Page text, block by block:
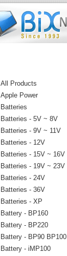
All Products
Apple Power
Batteries
Batteries - 5V ~ 8V
Batteries - 9V ~ 11V
Batteries - 12V
Batteries - 15V ~ 16V
Batteries - 19V ~ 23V
Batteries - 24V
Batteries - 36V
Batteries - XP
Battery - BP160
Battery - BP220
Battery - BP90 BP100
Battery - iMP100